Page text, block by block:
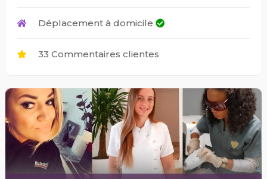
Déplacement à domicile
33 Commentaires clientes